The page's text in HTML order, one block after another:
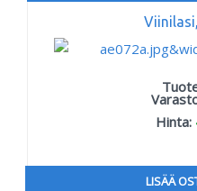
Hinta:
LISÄÄ